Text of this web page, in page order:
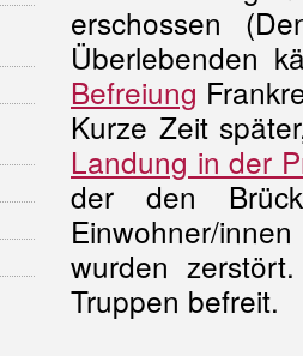
erschossen
Überlebenden
Befreiung
Kurze Zeit
Landung in der
der den
Einwohner/
wurden
Truppen befreit.